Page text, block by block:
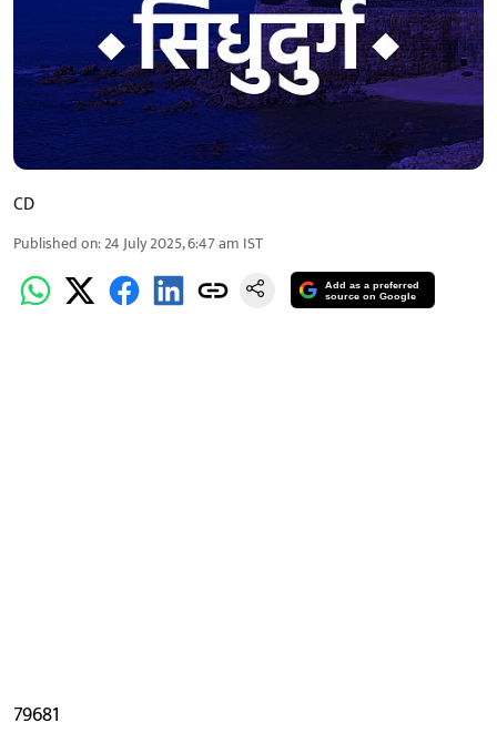
CD
Published on:24 July 2025, 6:47 am IST
Add as a preferred
source on Google
79681